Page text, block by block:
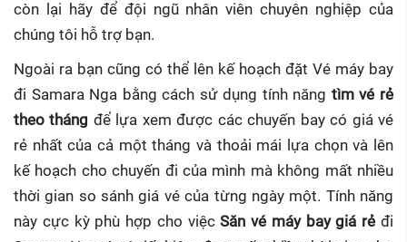
còn lại hãy để đội ngũ nhân viên chuyên nghiệp của
chúng tôi hỗ trợ bạn.
Ngoài ra bạn cũng có thể lên kế hoạch đặt Vé máy bay
đi Samara Nga bằng cách sử dụng tính năng tìm vé rẻ
theo tháng để lựa xem được các chuyến bay có giá vé
rẻ nhất của cả một tháng và thoải mái lựa chọn và lên
kế hoạch cho chuyến đi của mình mà không mất nhiều
thời gian so sánh giá vé của từng ngày một. Tính năng
này cực kỳ phù hợp cho việcSăn vé máy bay giá rẻđi